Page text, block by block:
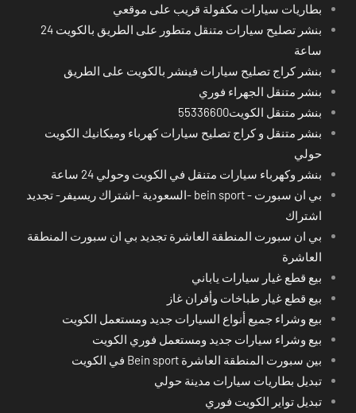
بطاريات سيارات مكفولة قريب على موقعي
بنشر تصليح سيارات متنقل متطور على الطريق بالكويت 24
ساعة
بنشر كراج تصليح سيارات فينشر بالكويت على الطريق
بنشر متنقل الجهراء فوري
بنشر متنقل الكويت55336600
بنشر متنقل و كراج تصليح سيارات كهرباء وميكانيك الكويت
حولي
بنشر وكهرباء سيارات متنقل في الكويت وحولي 24 ساعة
بي ان سبورت - bein sport -السعودية -اشتراك ريسيفر- تجديد
اشتراك
بي ان سبورت المنطقة العاشرة تجديد بي ان سبورت المنطقة
العاشرة
بيع قطع غيار سيارات ياباني
بيع قطع غيار طباخات وأفران غاز
بيع وشراء جميع أنواع السيارات جديد ومستعمل الكويت
بيع وشراء سيارات جديد ومستعمل فوري الكويت
بين سبورت المنطقة العاشرة Bein sport في الكويت
تبديل بطاريات سيارات مدينة حولي
تبديل تواير الكويت فوري